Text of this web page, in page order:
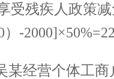
受残疾人政策
）-
某经营个体工商